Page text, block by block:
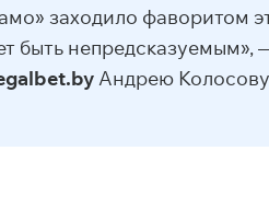
заходило фаворитом
быть
Андрею